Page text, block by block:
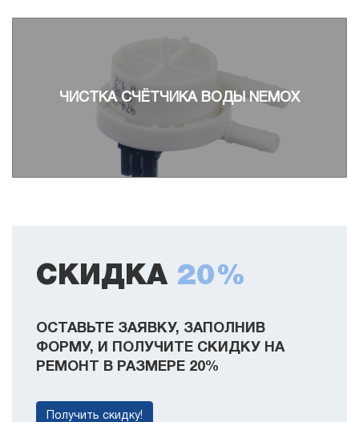
ЧИСТКА СЧЁТЧИКА ВОДЫ NEMOX
СКИДКА 20%
ОСТАВЬТЕ ЗАЯВКУ, ЗАПОЛНИВ
ФОРМУ, И ПОЛУЧИТЕ СКИДКУ НА
РЕМОНТ В РАЗМЕРЕ 20%
Получить скидку!